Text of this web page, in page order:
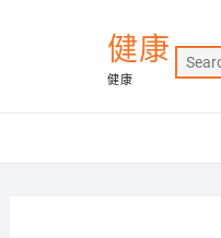
健康
健康